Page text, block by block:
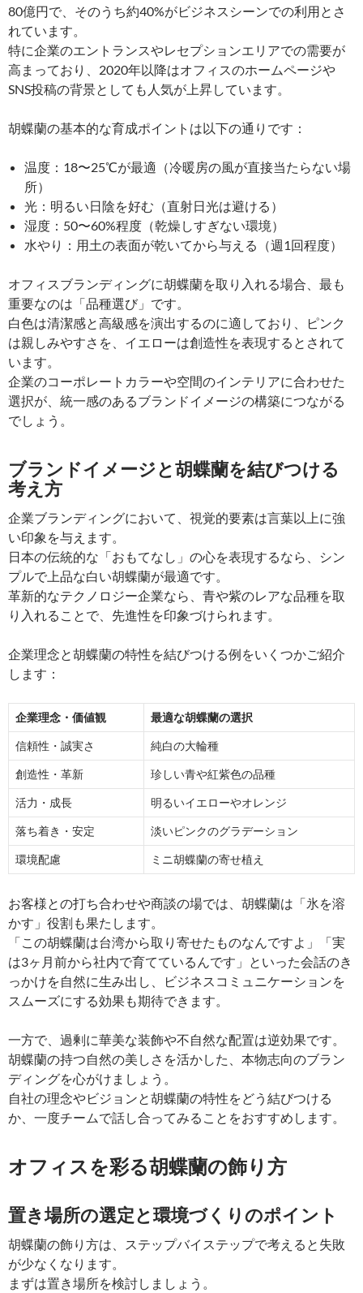
80億円で、そのうち約40%がビジネスシーンでの利用とさ
れています。
特に企業のエントランスやレセプションエリアでの需要が
高まっており、2020年以降はオフィスのホームページや
SNS投稿の背景としても人気が上昇しています。
胡蝶蘭の基本的な育成ポイントは以下の通りです：
温度：18〜25℃が最適（冷暖房の風が直接当たらない場
所）
光：明るい日陰を好む（直射日光は避ける）
湿度：50〜60%程度（乾燥しすぎない環境）
水やり：用土の表面が乾いてから与える（週1回程度）
オフィスブランディングに胡蝶蘭を取り入れる場合、最も
重要なのは「品種選び」です。
白色は清潔感と高級感を演出するのに適しており、ピンク
は親しみやすさを、イエローは創造性を表現するとされて
います。
企業のコーポレートカラーや空間のインテリアに合わせた
選択が、統一感のあるブランドイメージの構築につながる
でしょう。
ブランドイメージと胡蝶蘭を結びつける
考え方
企業ブランディングにおいて、視覚的要素は言葉以上に強
い印象を与えます。
日本の伝統的な「おもてなし」の心を表現するなら、シン
プルで上品な白い胡蝶蘭が最適です。
革新的なテクノロジー企業なら、青や紫のレアな品種を取
り入れることで、先進性を印象づけられます。
企業理念と胡蝶蘭の特性を結びつける例をいくつかご紹介
します：
企業理念・価値観 最適な胡蝶蘭の選択
信頼性・誠実さ 純白の大輪種
創造性・革新 珍しい青や紅紫色の品種
活力・成長 明るいイエローやオレンジ
落ち着き・安定 淡いピンクのグラデーション
環境配慮 ミニ胡蝶蘭の寄せ植え
お客様との打ち合わせや商談の場では、胡蝶蘭は「氷を溶
かす」役割も果たします。
「この胡蝶蘭は台湾から取り寄せたものなんですよ」「実
は3ヶ月前から社内で育てているんです」といった会話のき
っかけを自然に生み出し、ビジネスコミュニケーションを
スムーズにする効果も期待できます。
一方で、過剰に華美な装飾や不自然な配置は逆効果です。
胡蝶蘭の持つ自然の美しさを活かした、本物志向のブラン
ディングを心がけましょう。
自社の理念やビジョンと胡蝶蘭の特性をどう結びつける
か、一度チームで話し合ってみることをおすすめします。
オフィスを彩る胡蝶蘭の飾り方
置き場所の選定と環境づくりのポイント
胡蝶蘭の飾り方は、ステップバイステップで考えると失敗
が少なくなります。
まずは置き場所を検討しましょう。